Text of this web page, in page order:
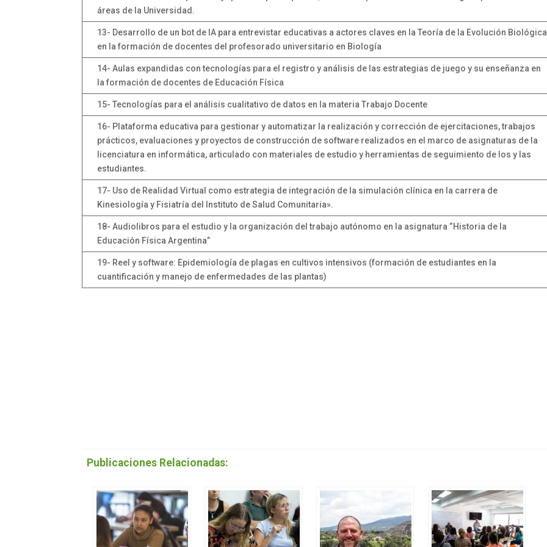
áreas de la Universidad.
13- Desarrollo de un bot de IA para entrevistar educativas a actores claves en la Teoría de la Evolución Biológica
en la formación de docentes del profesorado universitario en Biología
14- Aulas expandidas con tecnologías para el registro y análisis de las estrategias de juego y su enseñanza en
la formación de docentes de Educación Física
15- Tecnologías para el análisis cualitativo de datos en la materia Trabajo Docente
16- Plataforma educativa para gestionar y automatizar la realización y corrección de ejercitaciones, trabajos
prácticos, evaluaciones y proyectos de construcción de software realizados en el marco de asignaturas de la
licenciatura en informática, articulado con materiales de estudio y herramientas de seguimiento de los y las
estudiantes.
17- Uso de Realidad Virtual como estrategia de integración de la simulación clínica en la carrera de
Kinesiología y Fisiatría del Instituto de Salud Comunitaria».
18- Audiolibros para el estudio y la organización del trabajo autónomo en la asignatura “Historia de la
Educación Física Argentina”
19- Reel y software: Epidemiología de plagas en cultivos intensivos (formación de estudiantes en la
cuantificación y manejo de enfermedades de las plantas)
Publicaciones Relacionadas: